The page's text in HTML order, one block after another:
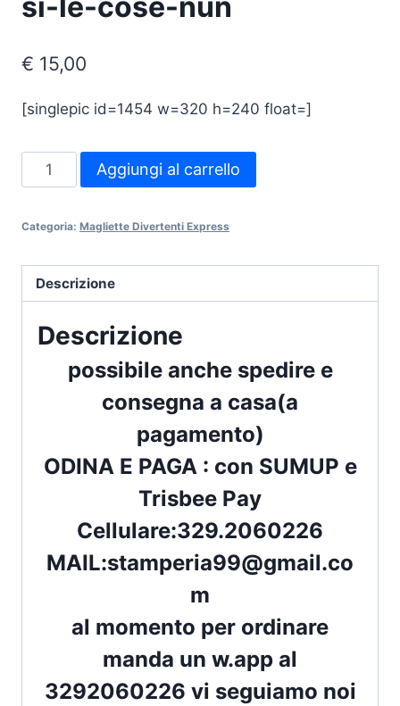
si-le-cose-nun
€ 15,00
[singlepic id=1454 w=320 h=240 float=]
le-
nun
Aggiungi al carrello
Categoria: Magliette Divertenti Express
Descrizione
Descrizione
possibile anche spedire e
consegna a casa(a
pagamento)
ODINA E PAGA : con SUMUP e
Trisbee Pay
Cellulare:329.2060226
MAIL:stamperia99@gmail.co
m
al momento per ordinare
manda un w.app al
3292060226 vi seguiamo noi